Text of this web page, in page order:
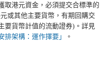
取港元資金，必須提交合標準的
或其他主要貨幣，有期回購交
要貨幣計值的流動證券)。詳見
排架構：運作擇要」
。